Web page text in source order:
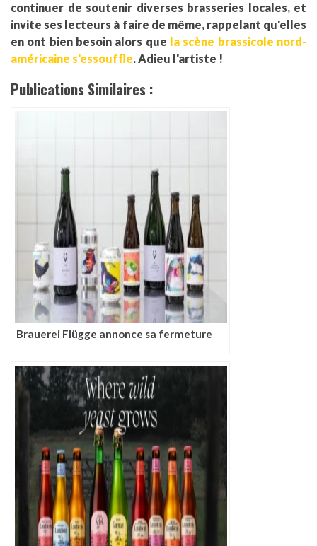
continuer de soutenir diverses brasseries locales, et
invite ses lecteurs à faire de même, rappelant qu'elles
en ont bien besoin alors que la scène brassicole nord-
américaine s'essouffle. Adieu l'artiste !
Publications Similaires :
Brauerei Flügge annonce sa fermeture